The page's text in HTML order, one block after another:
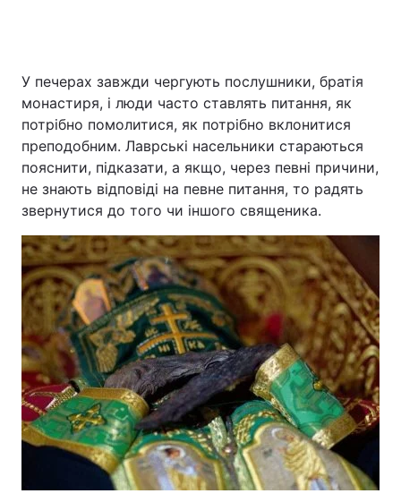
У печерах завжди чергують послушники, братія
монастиря, і люди часто ставлять питання, як
потрібно помолитися, як потрібно вклонитися
преподобним. Лаврські насельники стараються
пояснити, підказати, а якщо, через певні причини,
не знають відповіді на певне питання, то радять
звернутися до того чи іншого священика.